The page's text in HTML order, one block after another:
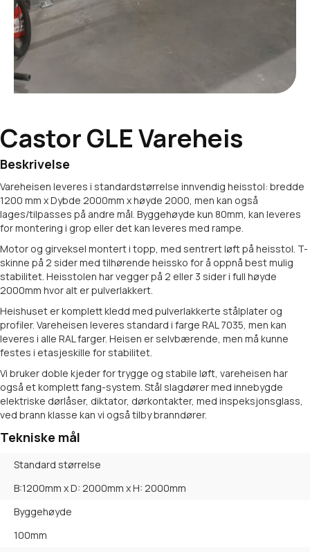
Castor GLE Vareheis
Beskrivelse
Vareheisen leveres i standardstørrelse innvendig heisstol: bredde
1200 mm x Dybde 2000mm x høyde 2000, men kan også
lages/tilpasses på andre mål. Byggehøyde kun 80mm, kan leveres
for montering i grop eller det kan leveres med rampe.
Motor og girveksel montert i topp, med sentrert løft på heisstol. T-
skinne på 2 sider med tilhørende heissko for å oppnå best mulig
stabilitet. Heisstolen har vegger på 2 eller 3 sider i full høyde
2000mm hvor alt er pulverlakkert.
Heishuset er komplett kledd med pulverlakkerte stålplater og
profiler. Vareheisen leveres standard i farge RAL 7035, men kan
leveres i alle RAL farger. Heisen er selvbærende, men må kunne
festes i etasjeskille for stabilitet.
Vi bruker doble kjeder for trygge og stabile løft, vareheisen har
også et komplett fang-system. Stål slagdører med innebygde
elektriske dørlåser, diktator, dørkontakter, med inspeksjonsglass,
ved brann klasse kan vi også tilby branndører.
Tekniske mål
Standard størrelse
B:1200mm x D: 2000mm x H: 2000mm
Byggehøyde
100mm